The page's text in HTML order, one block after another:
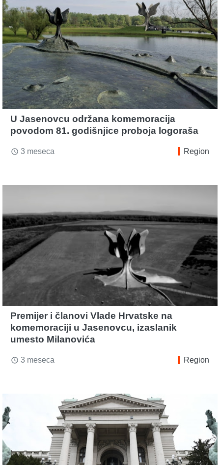
U Jasenovcu održana komemoracija
povodom 81. godišnjice proboja logoraša
access_time 3 meseca Region
Premijer i članovi Vlade Hrvatske na
komemoraciji u Jasenovcu, izaslanik
umesto Milanovića
access_time 3 meseca Region